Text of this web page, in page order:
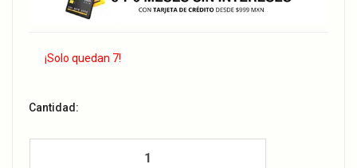
¡Solo quedan 7!
Cantidad: